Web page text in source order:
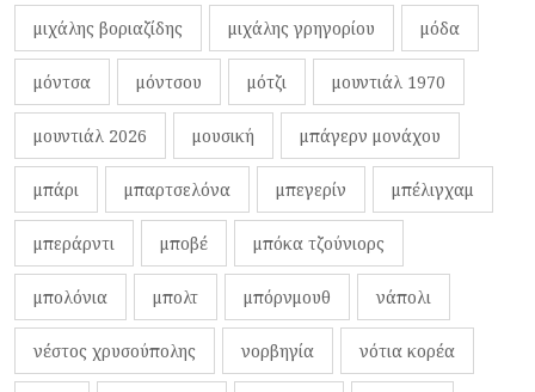
μιχάλης βοριαζίδης μιχάλης γρηγορίου μόδα
μόντσα μόντσου μότζι μουντιάλ 1970
μουντιάλ 2026 μουσική μπάγερν μονάχου
μπάρι μπαρτσελόνα μπεγερίν μπέλιγχαμ
μπεράρντι μποβέ μπόκα τζούνιορς
μπολόνια μπολτ μπόρνμουθ νάπολι
νέστος χρυσούπολης νορβηγία νότια κορέα